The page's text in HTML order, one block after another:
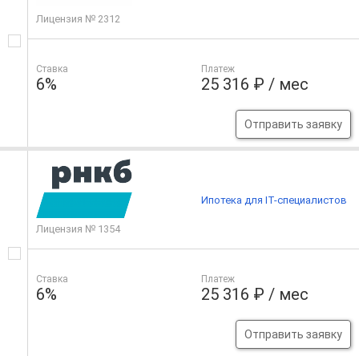
Лицензия № 2312
Ставка
6%
Платеж
25 316 ₽ / мес
Отправить заявку
Лицензия № 1354
Ставка
6%
Платеж
25 316 ₽ / мес
Отправить заявку
Ипотека для IT-специалистов